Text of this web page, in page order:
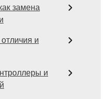
замена
и
и